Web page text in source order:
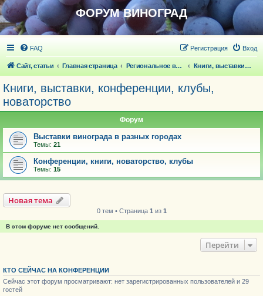
ФОРУМ ВИНОГРАД
FAQ Вход
Регистрация
Сайт, статьи Главная страница Региональное виноградарство Книги, выставки, конференции, клубы, новаторство
Книги, выставки, конференции, клубы,
новаторство
Форум
Выставки винограда в разных городах
Темы: 21
Конференции, книги, новаторство, клубы
Темы: 15
Новая тема
0 тем • Страница 1 из 1
В этом форуме нет сообщений.
Перейти
КТО СЕЙЧАС НА КОНФЕРЕНЦИИ
Сейчас этот форум просматривают: нет зарегистрированных пользователей и 29
гостей